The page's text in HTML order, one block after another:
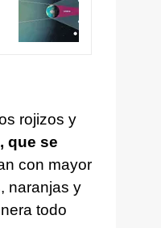
rojizos y
que se
con mayor
naranjas y
todo